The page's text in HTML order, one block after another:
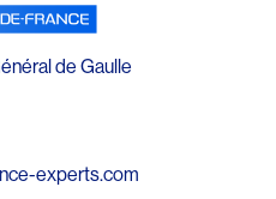
de Gaulle
experts.com